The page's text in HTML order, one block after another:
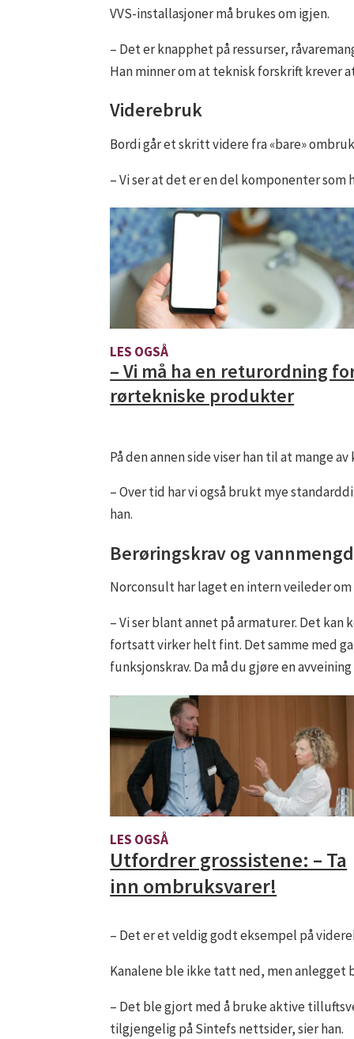
VVS-installasjoner må brukes om igjen.
– Det er knapphet på ressurser,
Han minner om at teknisk forskrift krever
Viderebruk
Bordi går et skritt videre fra «bare»
– Vi ser at det er en del komponenter
LES OGSÅ
– Vi må ha en returordning
rørtekniske produkter
På den annen side viser han til at mange
– Over tid har vi også brukt mye
han.
Berøringskrav og
Norconsult har laget en intern veileder
– Vi ser blant annet på armaturer. Det
fortsatt virker helt fint. Det samme med
funksjonskrav. Da må du gjøre en
LES OGSÅ
Utfordrer grossistene: – Ta
inn ombruksvarer!
– Det er et veldig godt eksempel på
Kanalene ble ikke tatt ned, men anlegget
– Det ble gjort med å bruke aktive
tilgjengelig på Sintefs nettsider, sier han.